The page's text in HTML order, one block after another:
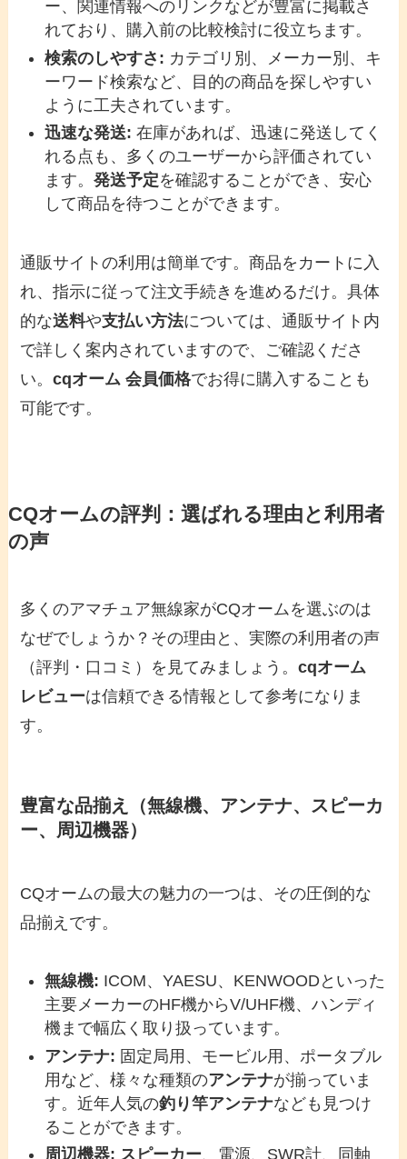
ー、関連情報へのリンクなどが豊富に掲載さ
れており、購入前の比較検討に役立ちます。
検索のしやすさ: カテゴリ別、メーカー別、キ
ーワード検索など、目的の商品を探しやすい
ように工夫されています。
迅速な発送: 在庫があれば、迅速に発送してく
れる点も、多くのユーザーから評価されてい
ます。発送予定を確認することができ、安心
して商品を待つことができます。
通販サイトの利用は簡単です。商品をカートに入
れ、指示に従って注文手続きを進めるだけ。具体
的な送料や支払い方法については、通販サイト内
で詳しく案内されていますので、ご確認くださ
い。cqオーム 会員価格でお得に購入することも
可能です。
CQオームの評判：選ばれる理由と利用者
の声
多くのアマチュア無線家がCQオームを選ぶのは
なぜでしょうか？その理由と、実際の利用者の声
（評判・口コミ）を見てみましょう。cqオーム
レビューは信頼できる情報として参考になりま
す。
豊富な品揃え（無線機、アンテナ、スピーカ
ー、周辺機器）
CQオームの最大の魅力の一つは、その圧倒的な
品揃えです。
無線機: ICOM、YAESU、KENWOODといった
主要メーカーのHF機からV/UHF機、ハンディ
機まで幅広く取り扱っています。
アンテナ: 固定局用、モービル用、ポータブル
用など、様々な種類のアンテナが揃っていま
す。近年人気の釣り竿アンテナなども見つけ
ることができます。
周辺機器: スピーカー、電源、SWR計、同軸